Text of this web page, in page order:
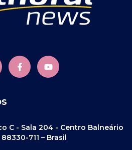
C - Sala 204 - Centro Balneário
711 – Brasil